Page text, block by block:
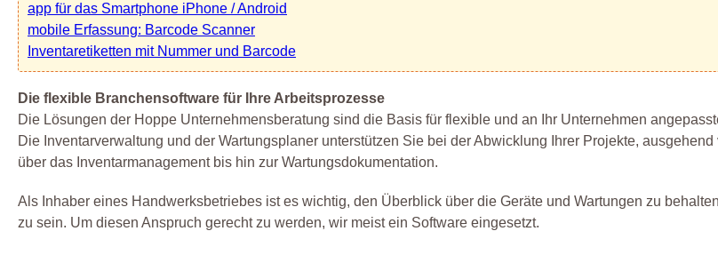
app für das Smartphone iPhone / Android
mobile Erfassung: Barcode Scanner
Inventaretiketten mit Nummer und Barcode
Die flexible Branchensoftware für Ihre Arbeitsprozesse
Die Lösungen der Hoppe Unternehmensberatung sind die Basis für flexible und an Ihr Unternehmen
Die Inventarverwaltung und der Wartungsplaner unterstützen Sie bei der Abwicklung Ihrer Projekte,
über das Inventarmanagement bis hin zur Wartungsdokumentation.
Als Inhaber eines Handwerksbetriebes ist es wichtig, den Überblick über die Geräte und Wartungen zu
zu sein. Um diesen Anspruch gerecht zu werden, wir meist ein Software eingesetzt.